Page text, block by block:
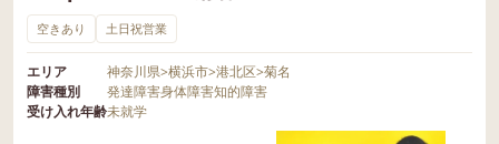
（例：お絵描きや運動遊び）。 ★利用条
件 • 保護者の就労証明書などを提出し、
保育が必要と認定されること。 • 長時間
預かり可能（概ね7時～18時、一部延長保
では、【児童発達支援】の2024年度9月
からのご利用者さまを募集しています。
興味のある方は、ぜひ一度お問い合わせ
ください。
などで視覚的に提示しています🌟 ・イ
ラストや動画で場面を提示し、「こんな
ときどうする？」と聞く →選択肢か
ら選んでもらったり、自身で考えて答え
空きあり 土日祝営業
エリア 神奈川県>横浜市>港北区>菊名
障害種別
発達障害身体障害知的障害
受け入れ年齢未就学